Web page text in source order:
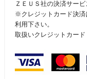
ＺＥＵＳ社の決済サー
※クレジットカード決
利用下さい。
取扱いクレジットカード